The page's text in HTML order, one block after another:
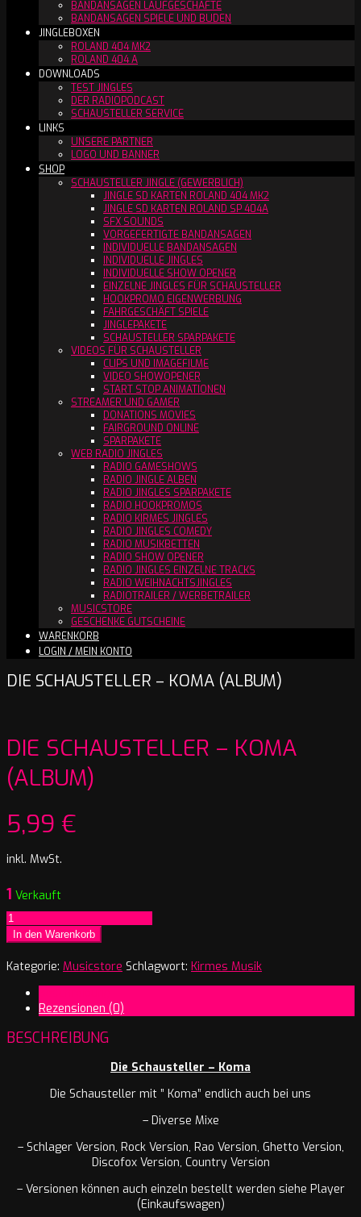
BANDANSAGEN LAUFGESCHÄFTE
BANDANSAGEN SPIELE UND BUDEN
JINGLEBOXEN
ROLAND 404 MK2
ROLAND 404 A
DOWNLOADS
TEST JINGLES
DER RADIOPODCAST
SCHAUSTELLER SERVICE
LINKS
UNSERE PARTNER
LOGO UND BANNER
SHOP
SCHAUSTELLER JINGLE (GEWERBLICH)
JINGLE SD KARTEN ROLAND 404 MK2
JINGLE SD KARTEN ROLAND SP 404A
SFX SOUNDS
VORGEFERTIGTE BANDANSAGEN
INDIVIDUELLE BANDANSAGEN
INDIVIDUELLE JINGLES
INDIVIDUELLE SHOW OPENER
EINZELNE JINGLES FÜR SCHAUSTELLER
HOOKPROMO EIGENWERBUNG
FAHRGESCHÄFT SPIELE
JINGLEPAKETE
SCHAUSTELLER SPARPAKETE
VIDEOS FÜR SCHAUSTELLER
CLIPS UND IMAGEFILME
VIDEO SHOWOPENER
START STOP ANIMATIONEN
STREAMER UND GAMER
DONATIONS MOVIES
FAIRGROUND ONLINE
SPARPAKETE
WEB RADIO JINGLES
RADIO GAMESHOWS
RADIO JINGLE ALBEN
RADIO JINGLES SPARPAKETE
RADIO HOOKPROMOS
RADIO KIRMES JINGLES
RADIO JINGLES COMEDY
RADIO MUSIKBETTEN
RADIO SHOW OPENER
RADIO JINGLES EINZELNE TRACKS
RADIO WEIHNACHTSJINGLES
RADIOTRAILER / WERBETRAILER
MUSICSTORE
GESCHENKE GUTSCHEINE
WARENKORB
LOGIN / MEIN KONTO
DIE SCHAUSTELLER – KOMA (ALBUM)
DIE SCHAUSTELLER – KOMA
(ALBUM)
5,99 €
inkl. MwSt.
1 Verkauft
Die
Schausteller
-
Koma
Menge
In den Warenkorb
Kategorie: Musicstore Schlagwort: Kirmes Musik
Rezensionen (0)
BESCHREIBUNG
Die Schausteller – Koma
Die Schausteller mit ” Koma” endlich auch bei uns
– Diverse Mixe
– Schlager Version, Rock Version, Rao Version, Ghetto Version,
Discofox Version, Country Version
– Versionen können auch einzeln bestellt werden siehe Player
(Einkaufswagen)